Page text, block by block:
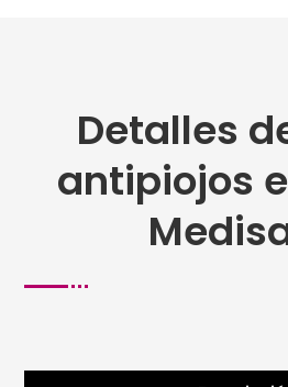
Detalles
antipiojos